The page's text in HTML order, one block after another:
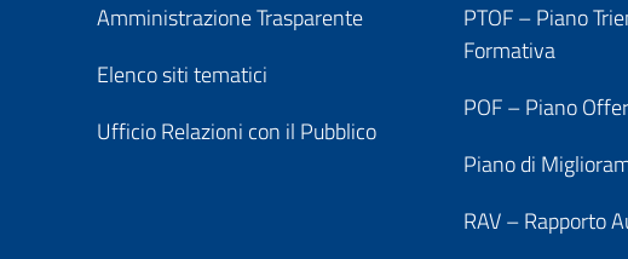
Amministrazione Trasparente
Elenco siti tematici
Ufficio Relazioni con il Pubblico
PTOF – Piano
Formativa
POF – Piano
Piano di
RAV – Rapporto